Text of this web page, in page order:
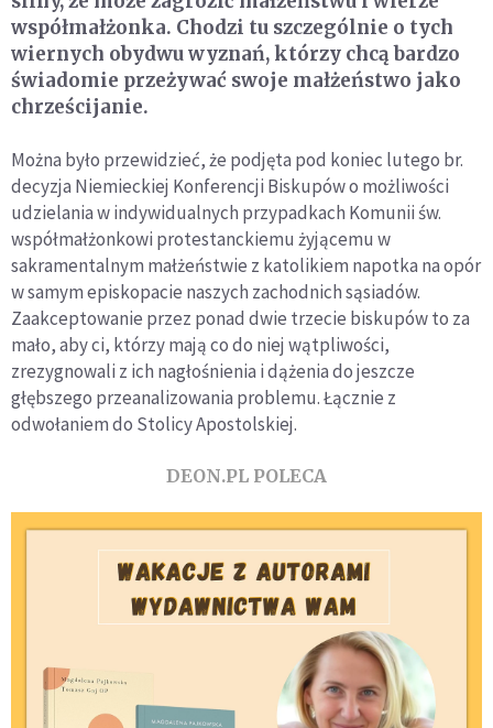
współmałżonka. Chodzi tu szczególnie o tych
wiernych obydwu wyznań, którzy chcą bardzo
świadomie przeżywać swoje małżeństwo jako
chrześcijanie.
Można było przewidzieć, że podjęta pod koniec lutego br.
decyzja Niemieckiej Konferencji Biskupów o możliwości
udzielania w indywidualnych przypadkach Komunii św.
współmałżonkowi protestanckiemu żyjącemu w
sakramentalnym małżeństwie z katolikiem napotka na opór
w samym episkopacie naszych zachodnich sąsiadów.
Zaakceptowanie przez ponad dwie trzecie biskupów to za
mało, aby ci, którzy mają co do niej wątpliwości,
zrezygnowali z ich nagłośnienia i dążenia do jeszcze
głębszego przeanalizowania problemu. Łącznie z
odwołaniem do Stolicy Apostolskiej.
DEON.PL POLECA